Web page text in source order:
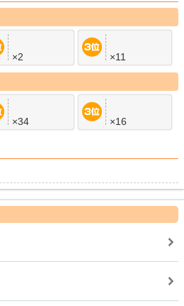
×2 ×11
×34 ×16